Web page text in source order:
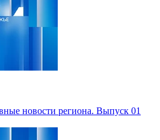
новости региона. Выпуск 01